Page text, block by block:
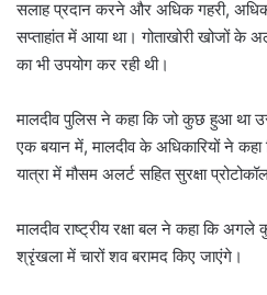
सलाह प्रदान करने और अधिक गहरी,
सप्ताहांत में आया था। गोताखोरी खोजों के
का भी उपयोग कर रही थी।
मालदीव पुलिस ने कहा कि जो कुछ हुआ था
एक बयान में, मालदीव के अधिकारियों ने
यात्रा में मौसम अलर्ट सहित सुरक्षा
मालदीव राष्ट्रीय रक्षा बल ने कहा कि
श्रृंखला में चारों शव बरामद किए जाएंगे।